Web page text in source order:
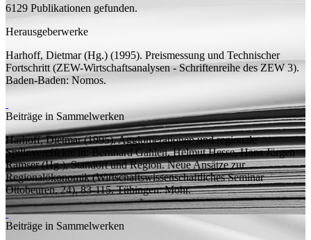
6129 Publikationen gefunden.
Herausgeberwerke
Harhoff, Dietmar(Hg.) (1995). Preismessung und Technischer
Fortschritt (ZEW-Wirtschaftsanalysen - Schriftenreihe des ZEW3).
Baden-Baden: Nomos.
Beiträge in Sammelwerken
Harhoff, Dietmar(1995).Agglomerationen und regionale
Spillovereffekte in: Bernhard Gahlen, Helmut Hesse, Hans Jürgen
Ramser (Hg.),Standort und Region. Neue Ansätze zur
Regionalökonomik(Wirtschaftswissenschaftliches Seminar
Ottobeuren, 24), 83-115. Tübingen: Mohr.
Beiträge in Sammelwerken